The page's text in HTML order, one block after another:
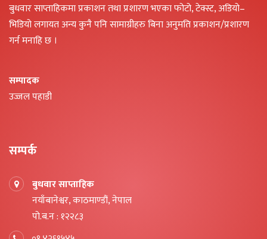
बुधवार साप्ताहिकमा प्रकाशन तथा प्रशारण भएका फोटो, टेक्स्ट, अडियो–
भिडियो लगायत अन्य कुनै पनि सामाग्रीहरु बिना अनुमति प्रकाशन/प्रशारण
गर्न मनाहि छ ।
सम्पादक
उज्जल पहाडी
सम्पर्क
बुधवार साप्ताहिक
नयाँबानेश्वर, काठमाण्डौं, नेपाल
पो.ब.न : १२२८३